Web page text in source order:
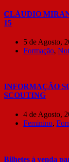
CLÁUDIO
15
5 de Agosto,
Formação,
INFORMAÇÃO
SCOUTING
4 de Agosto,
Feminino,
Bilhetes à venda